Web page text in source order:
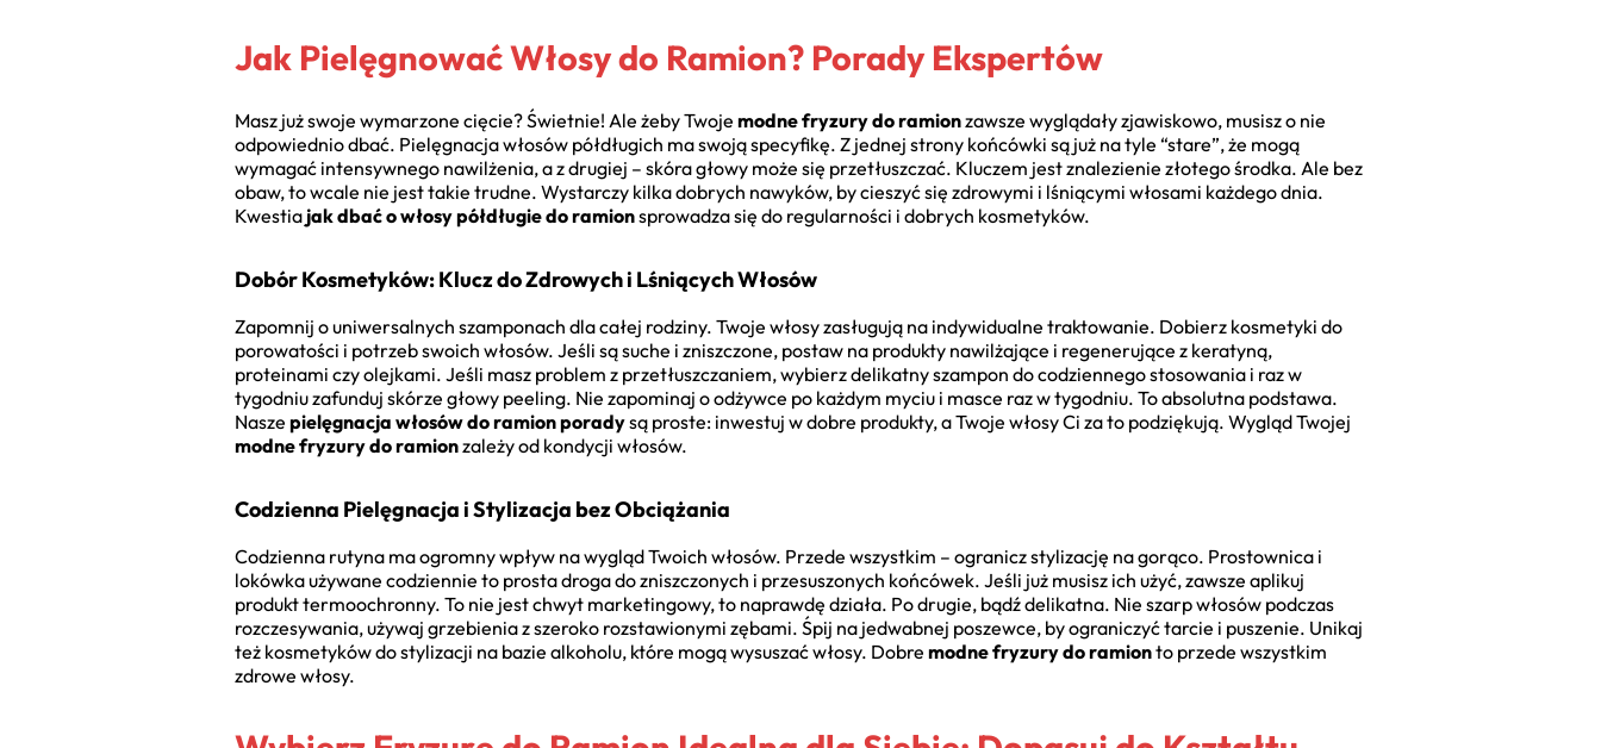
Jak Pielęgnować Włosy do Ramion? Porady Ekspertów
Masz już swoje wymarzone cięcie? Świetnie! Ale żeby Twoje modne fryzury do ramionzawsze wyglądały zjawiskowo, musisz o nie
odpowiednio dbać. Pielęgnacja włosów półdługich ma swoją specyfikę. Z jednej strony końcówki są już na tyle “stare”, że mogą
wymagać intensywnego nawilżenia, a z drugiej – skóra głowy może się przetłuszczać. Kluczem jest znalezienie złotego środka. Ale bez
obaw, to wcale nie jest takie trudne. Wystarczy kilka dobrych nawyków, by cieszyć się zdrowymi i lśniącymi włosami każdego dnia.
Kwestia jak dbać o włosy półdługie do ramionsprowadza się do regularności i dobrych kosmetyków.
Dobór Kosmetyków: Klucz do Zdrowych i Lśniących Włosów
Zapomnij o uniwersalnych szamponach dla całej rodziny. Twoje włosy zasługują na indywidualne traktowanie. Dobierz kosmetyki do
porowatości i potrzeb swoich włosów. Jeśli są suche i zniszczone, postaw na produkty nawilżające i regenerujące z keratyną,
proteinami czy olejkami. Jeśli masz problem z przetłuszczaniem, wybierz delikatny szampon do codziennego stosowania i raz w
tygodniu zafunduj skórze głowy peeling. Nie zapominaj o odżywce po każdym myciu i masce raz w tygodniu. To absolutna podstawa.
Nasze pielęgnacja włosów do ramion poradysą proste: inwestuj w dobre produkty, a Twoje włosy Ci za to podziękują. Wygląd Twojej
modne fryzury do ramionzależy od kondycji włosów.
Codzienna Pielęgnacja i Stylizacja bez Obciążania
Codzienna rutyna ma ogromny wpływ na wygląd Twoich włosów. Przede wszystkim – ogranicz stylizację na gorąco. Prostownica i
lokówka używane codziennie to prosta droga do zniszczonych i przesuszonych końcówek. Jeśli już musisz ich użyć, zawsze aplikuj
produkt termoochronny. To nie jest chwyt marketingowy, to naprawdę działa. Po drugie, bądź delikatna. Nie szarp włosów podczas
rozczesywania, używaj grzebienia z szeroko rozstawionymi zębami. Śpij na jedwabnej poszewce, by ograniczyć tarcie i puszenie. Unikaj
też kosmetyków do stylizacji na bazie alkoholu, które mogą wysuszać włosy. Dobre modne fryzury do ramionto przede wszystkim
zdrowe włosy.